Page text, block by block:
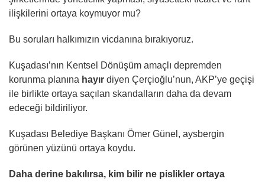
ilişkilerini ortaya koymuyor mu?
Bu soruları halkımızın vicdanına bırakıyoruz.
Kuşadası’nın Kentsel Dönüşüm amaçlı depremden
korunma planına hayır diyen Çerçioğlu’nun, AKP’ye geçişi
ile birlikte ortaya saçılan skandalların daha da devam
edeceği bildiriliyor.
Kuşadası Belediye Başkanı Ömer Günel, aysbergin
görünen yüzünü ortaya koydu.
Daha derine bakılırsa, kim bilir ne pislikler ortaya